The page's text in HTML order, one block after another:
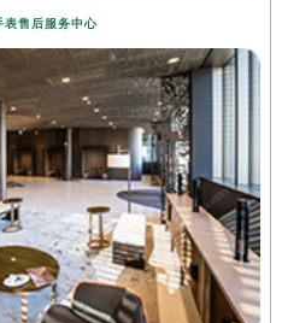
表售后服务中心